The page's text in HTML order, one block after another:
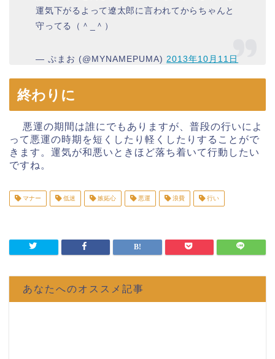
運気下がるよって遼太郎に言われてからちゃんと
守ってる（＾_＾）
— ぷまお (@MYNAMEPUMA) 2013年10月11日
終わりに
悪運の期間は誰にでもありますが、普段の行いによ
って悪運の時期を短くしたり軽くしたりすることがで
きます。運気が和悪いときほど落ち着いて行動したい
ですね。
マナー 低迷 嫉妬心 悪運 浪費 行い
あなたへのオススメ記事